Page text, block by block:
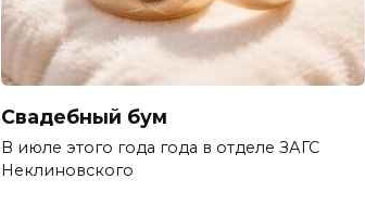
Свадебный бум
В июле этого года года в отделе ЗАГС
Неклиновского